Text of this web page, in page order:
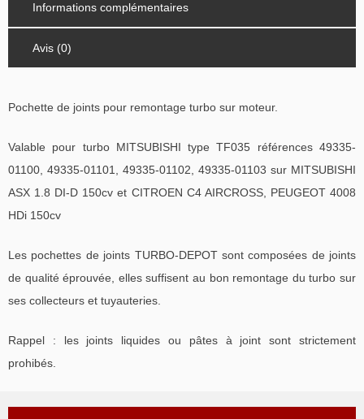
Informations complémentaires
Avis (0)
Pochette de joints pour remontage turbo sur moteur.
Valable pour turbo MITSUBISHI type TF035 références 49335-
01100, 49335-01101, 49335-01102, 49335-01103 sur MITSUBISHI
ASX 1.8 DI-D 150cv et CITROEN C4 AIRCROSS, PEUGEOT 4008
HDi 150cv
Les pochettes de joints TURBO-DEPOT sont composées de joints
de qualité éprouvée, elles suffisent au bon remontage du turbo sur
ses collecteurs et tuyauteries.
Rappel : les joints liquides ou pâtes à joint sont strictement
prohibés.